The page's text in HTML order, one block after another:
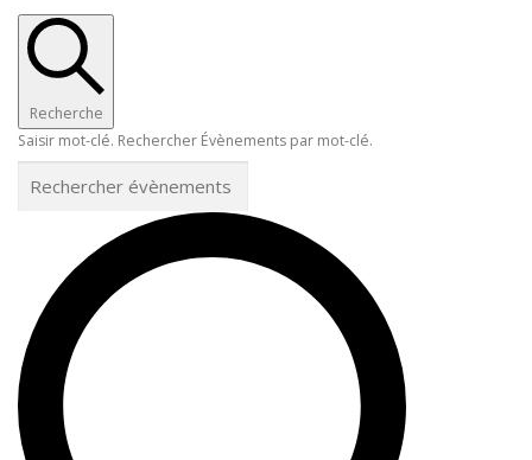
Recherche
Saisir mot-clé. Rechercher Évènements par mot-clé.